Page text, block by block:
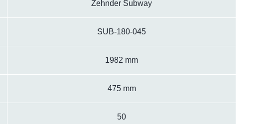
Zehnder Subway
SUB-180-045
1982 mm
475 mm
50